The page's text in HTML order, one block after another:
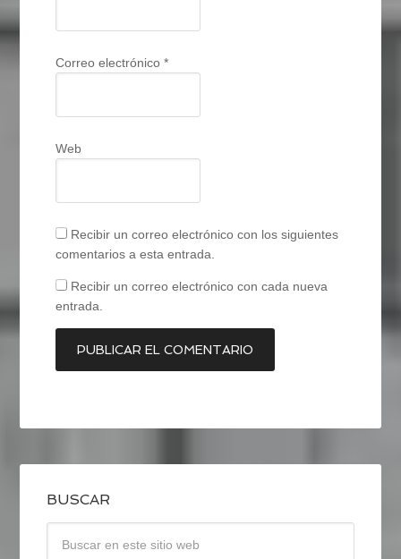
Correo electrónico*
Web
Recibir un correo electrónico con los siguientes
comentarios a esta entrada.
Recibir un correo electrónico con cada nueva
entrada.
BUSCAR